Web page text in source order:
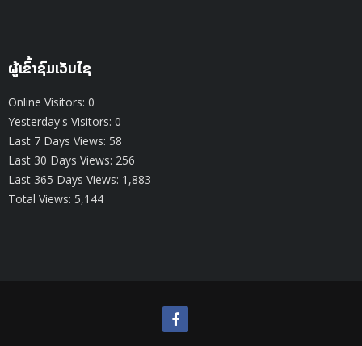
ຜູ້ເຂົ້າຊົມເວັບໄຊ
Online Visitors: 0
Yesterday's Visitors: 0
Last 7 Days Views: 58
Last 30 Days Views: 256
Last 365 Days Views: 1,883
Total Views: 5,144